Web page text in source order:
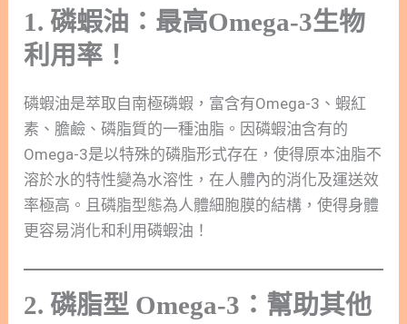
1. 磷蝦油： 最高Omega-3生物
利用率！
磷蝦油是萃取自南極磷蝦，富含有Omega-3、蝦紅
素、膽鹼、磷脂質的一種油脂。因磷蝦油含有的
Omega-3是以特殊的磷脂形式存在，使得原本油脂不
溶於水的特性變為水溶性，在人體內的消化及運送效
率極高。且磷脂型態為人體細胞膜的結構，使得身體
更容易消化和利用磷蝦油！
2. 磷脂型 Omega-3：幫助其他